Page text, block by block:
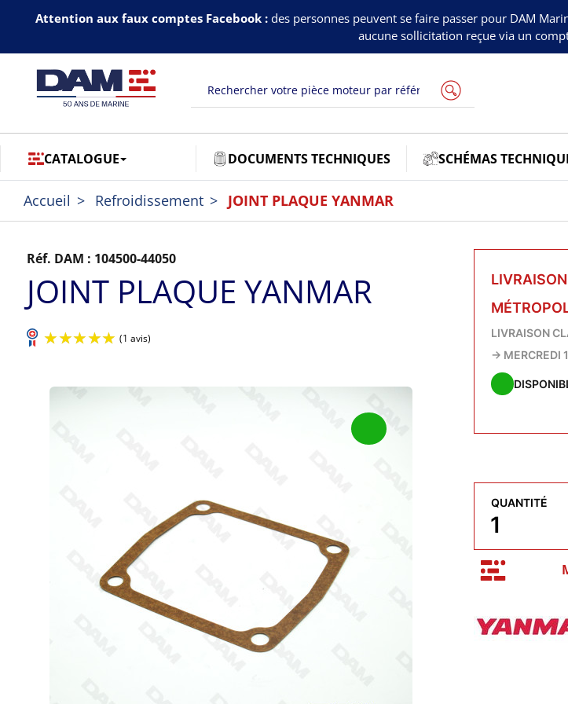
Attention aux faux comptes Facebook :des personnes peuvent se faire passer pour DAM
aucune sollicitation reçue via un
CATALOGUE DOCUMENTS TECHNIQUES SCHÉMAS
Accueil Refroidissement JOINT PLAQUE YANMAR
Réf. DAM : 104500-44050
JOINT PLAQUE YANMAR
LIVRAISON
→ MERCREDI
QUANTITÉ